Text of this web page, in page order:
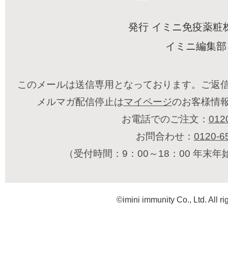
発行 イミニ免疫薬粧
イミニ編集部
このメールは送信専用となっております。ご返
メルマガ配信停止はマイページのお客様情
お電話でのご注文：
お問合わせ： 0120-
（受付時間：9：00～18：00 年末年
©imini immunity Co., Ltd. All